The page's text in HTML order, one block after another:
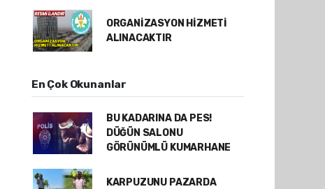
ORGANİZASYON HİZMETİ
ALINACAKTIR
En Çok Okunanlar
BU KADARINA DA PES!
DÜĞÜN SALONU
GÖRÜNÜMLÜ KUMARHANE
KARPUZUNU PAZARDA